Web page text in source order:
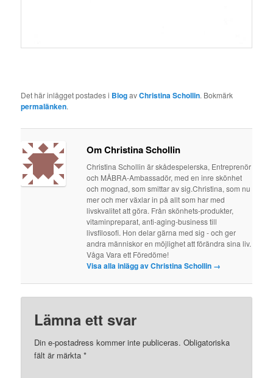
Det här inlägget postades i BlogavChristina Schollin. Bokmärk
permalänken.
Om Christina Schollin
Christina Schollin är skådespelerska, Entreprenör
och MÅBRA-Ambassadör, med en inre skönhet
och mognad, som smittar av sig.Christina, som nu
mer och mer växlar in på allt som har med
livskvalitet att göra. Från skönhets-produkter,
vitaminpreparat, anti-aging-business till
livsfilosofi. Hon delar gärna med sig - och ger
andra människor en möjlighet att förändra sina liv.
Våga Vara ett Föredöme!
Visa alla inlägg av Christina Schollin →
Lämna ett svar
Din e-postadress kommer inte publiceras. Obligatoriska
fält är märkta*